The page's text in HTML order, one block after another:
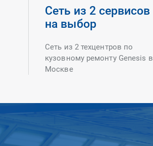
Сеть из 2 сервисов
на выбор
Сеть из 2 техцентров по
кузовному ремонту Genesis в
Москве